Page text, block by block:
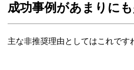
成功事例があまりにも
主な非推奨理由としてはこれです